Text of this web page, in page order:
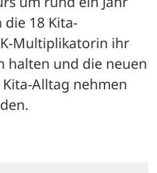
18 Kita-
Multiplikatorin ihr
halten und die neuen
Alltag nehmen